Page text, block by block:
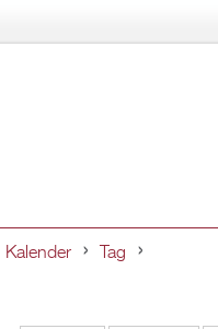
Kalender Tag